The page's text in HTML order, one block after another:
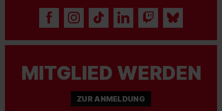
MITGLIED WERDEN
ZUR ANMELDUNG